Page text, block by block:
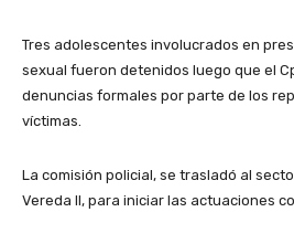
Tres adolescentes involucrados en
sexual fueron detenidos luego que el
denuncias formales por parte de los
víctimas.
La comisión policial, se trasladó al
Vereda II, para iniciar las actuaciones